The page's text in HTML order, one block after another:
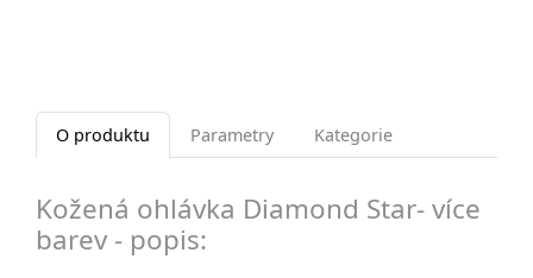
O produktu Parametry Kategorie
Kožená ohlávka Diamond Star- více
barev - popis: